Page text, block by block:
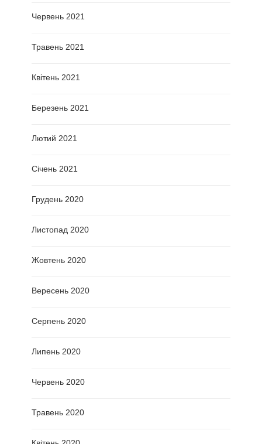
Червень 2021
Травень 2021
Квітень 2021
Березень 2021
Лютий 2021
Січень 2021
Грудень 2020
Листопад 2020
Жовтень 2020
Вересень 2020
Серпень 2020
Липень 2020
Червень 2020
Травень 2020